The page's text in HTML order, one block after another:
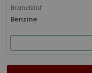
Brandstof
Benzine